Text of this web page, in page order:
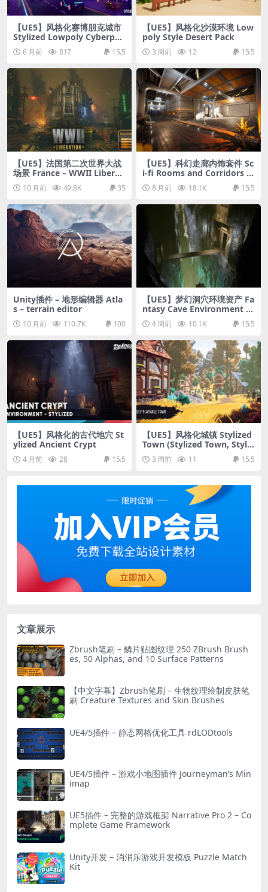
【UE5】风格化赛博朋克城市
Stylized Lowpoly Cyberpun
k City ( Unreal Engine )
6 月前 817 15.5
【UE5】风格化沙漠环境 Low
poly Style Desert Pack
3 周前 12 15.5
【UE5】法国第二次世界大战
场景 France – WWII Liberati
on – [World War 2/WW2]
10 月前 49.8K 35
【UE5】科幻走廊内饰套件 Sc
i-fi Rooms and Corridors In
terior Kit
8 月前 18.1K 15.5
Unity插件 – 地形编辑器 Atla
s – terrain editor
10 月前 110.7K 100
【UE5】梦幻洞穴环境资产 Fa
ntasy Cave Environment S
et 4 周前 10.1K 15.5
【UE5】风格化的古代地穴 St
ylized Ancient Crypt
4 月前 28 15.5
【UE5】风格化城镇 Stylized
Town (Stylized Town, Styliz
ed Village, Medieval Town,
Village, Fantasy)
3 周前 11 15.5
文章展示
Zbrush笔刷 – 鳞片贴图纹理 250 ZBrush Brush
es, 50 Alphas, and 10 Surface Patterns
【中文字幕】Zbrush笔刷 – 生物纹理绘制皮肤笔
刷 Creature Textures and Skin Brushes
UE4/5插件 – 静态网格优化工具 rdLODtools
UE4/5插件 – 游戏小地图插件 Journeyman’s Min
imap
UE5插件 – 完整的游戏框架 Narrative Pro 2 – Co
mplete Game Framework
Unity开发 – 消消乐游戏开发模板 Puzzle Match
Kit